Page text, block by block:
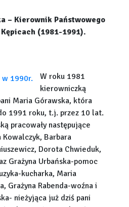
– Kierownik Państwowego
(1981-1991).
W roku 1981
kierowniczką
Maria Górawska, która
1991 roku, t.j. przez 10 lat.
pracowały następujące
Kowalczyk, Barbara
Dorota Chwieduk,
Grażyna Urbańska-pomoc
kucharka, Maria
Grażyna Rabenda-woźna i
nieżyjąca już dziś pani